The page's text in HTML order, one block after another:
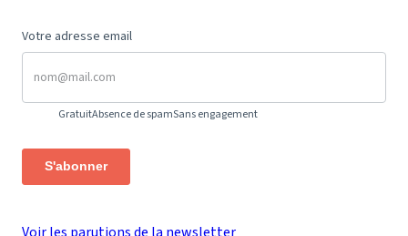
Votre adresse email
GratuitAbsence de spamSans engagement
S'abonner